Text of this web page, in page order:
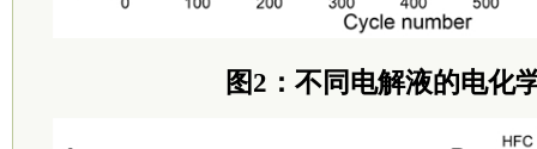
图2：不同电解液的电化